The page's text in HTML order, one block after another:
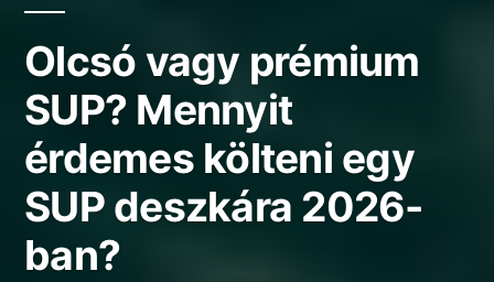
Olcsó vagy prémium
SUP? Mennyit
érdemes költeni egy
SUP deszkára 2026-
ban?